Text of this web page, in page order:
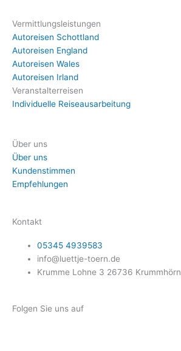
Vermittlungsleistungen
Autoreisen Schottland
Autoreisen England
Autoreisen Wales
Autoreisen Irland
Veranstalterreisen
Individuelle Reiseausarbeitung
Über uns
Über uns
Kundenstimmen
Empfehlungen
Kontakt
05345 4939583
info@luettje-toern.de
Krumme Lohne 3 26736 Krummhörn
Folgen Sie uns auf